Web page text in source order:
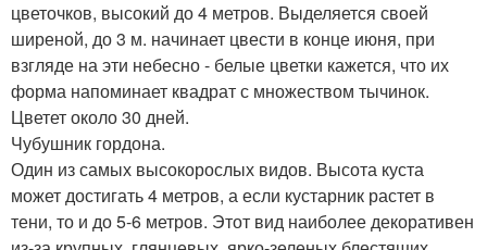
цветочков, высокий до 4 метров. Выделяется своей
ширеной, до 3 м. начинает цвести в конце июня, при
взгляде на эти небесно - белые цветки кажется, что их
форма напоминает квадрат с множеством тычинок.
Цветет около 30 дней.
Чубушник гордона.
Один из самых высокорослых видов. Высота куста
может достигать 4 метров, а если кустарник растет в
тени, то и до 5-6 метров. Этот вид наиболее декоративен